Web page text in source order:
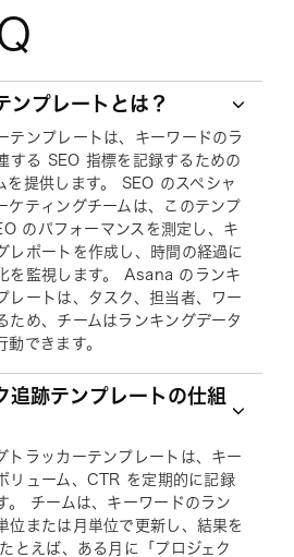
ンプレートとは？
テンプレートは、キーワードのラ
する SEO 指標を記録するための
を提供します。 SEO のスペシャ
ケティングチームは、このテンプ
のパフォーマンスを測定し、キ
レポートを作成し、時間の経過に
を監視します。 Asana のランキ
レートは、タスク、担当者、ワー
ため、チームはランキングデータ
動できます。
追跡テンプレートの仕組
トラッカーテンプレートは、キー
リューム、CTR を定期的に記録
。 チームは、キーワードのラン
位または月単位で更新し、結果を
とえば、ある月に「プロジェク